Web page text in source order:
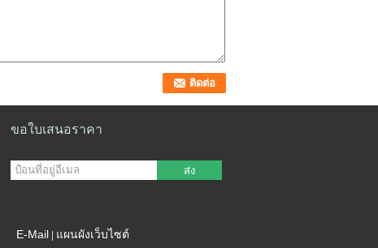
ขอใบเสนอราคา
ส่ง
E-Mail แผนผังเว็บไซต์